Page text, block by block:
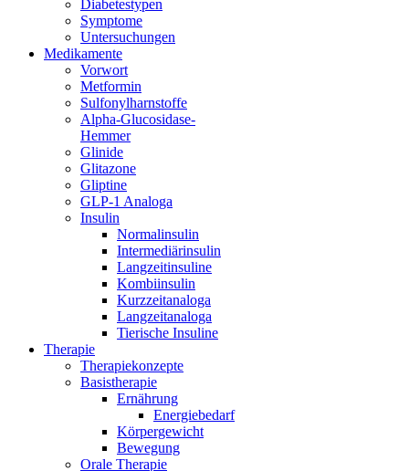
Diabetestypen
Symptome
Untersuchungen
Medikamente
Vorwort
Metformin
Sulfonylharnstoffe
Alpha-Glucosidase-
Hemmer
Glinide
Glitazone
Gliptine
GLP-1 Analoga
Insulin
Normalinsulin
Intermediärinsulin
Langzeitinsuline
Kombiinsulin
Kurzzeitanaloga
Langzeitanaloga
Tierische Insuline
Therapie
Therapiekonzepte
Basistherapie
Ernährung
Energiebedarf
Körpergewicht
Bewegung
Orale Therapie